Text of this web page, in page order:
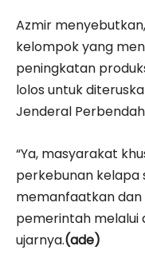
Azmir
kelompok yang
peningkatan
lolos untuk
Jenderal
“Ya, masyarakat
perkebunan kelapa
memanfaatkan
pemerintah melalui
ujarnya.(ade)